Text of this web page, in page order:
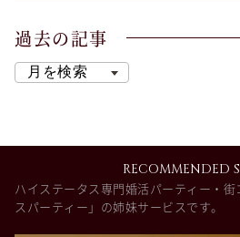
過去の記事
RECOMMENDED
ハイステータス専門婚活パーティー・
スパーティー」の姉妹サービスです。